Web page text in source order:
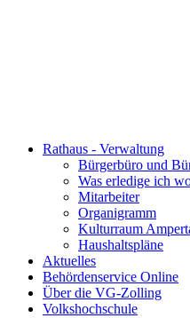
Rathaus - Verwaltung
Bürgerbüro und
Was erledige ich
Mitarbeiter
Organigramm
Kulturraum
Haushaltspläne
Aktuelles
Behördenservice Online
Über die VG-Zolling
Volkshochschule